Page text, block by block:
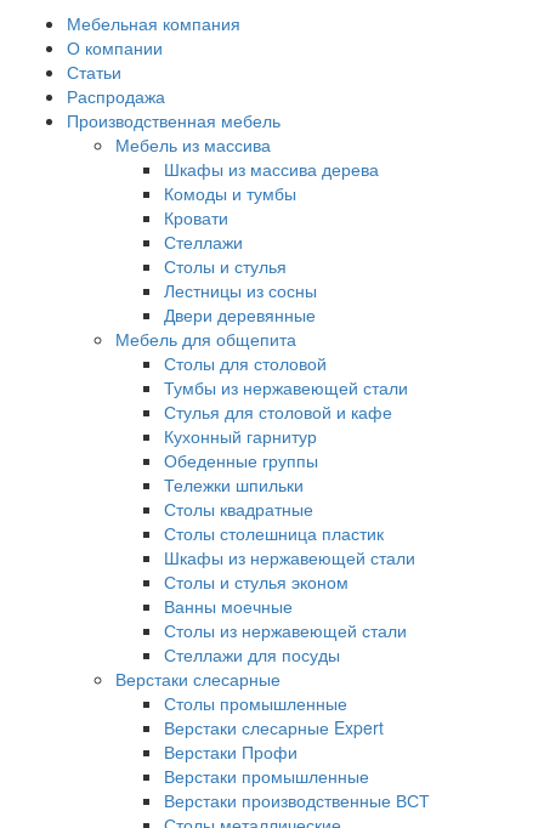
Мебельная компания
О компании
Статьи
Распродажа
Производственная мебель
Мебель из массива
Шкафы из массива дерева
Комоды и тумбы
Кровати
Стеллажи
Столы и стулья
Лестницы из сосны
Двери деревянные
Мебель для общепита
Столы для столовой
Тумбы из нержавеющей стали
Стулья для столовой и кафе
Кухонный гарнитур
Обеденные группы
Тележки шпильки
Столы квадратные
Столы столешница пластик
Шкафы из нержавеющей стали
Столы и стулья эконом
Ванны моечные
Столы из нержавеющей стали
Стеллажи для посуды
Верстаки слесарные
Столы промышленные
Верстаки слесарные Expert
Верстаки Профи
Верстаки промышленные
Верстаки производственные ВСТ